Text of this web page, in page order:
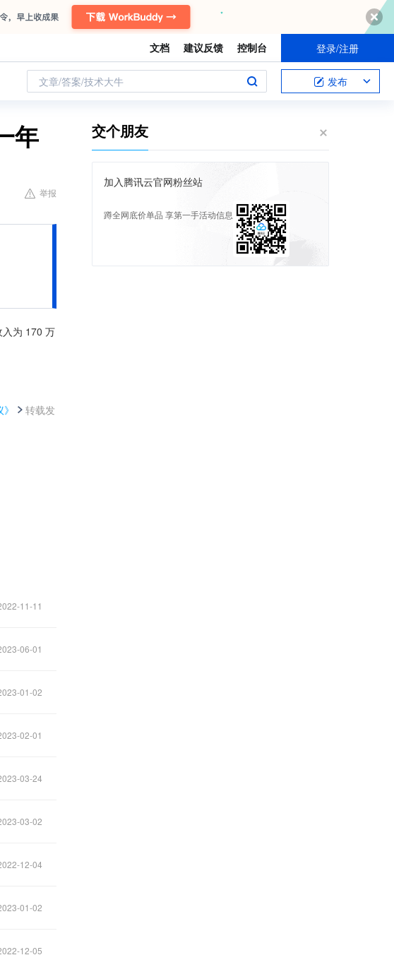
文档 建议反馈 控制台 登录/注册
文章/答案/技术大牛 发布
年
举报
为 170 万
转载发
11-11
06-01
01-02
02-01
03-24
03-02
12-04
01-02
12-05
交个朋友
加入腾讯云官网粉丝站
蹲全网底价单品 享第一手活动信息